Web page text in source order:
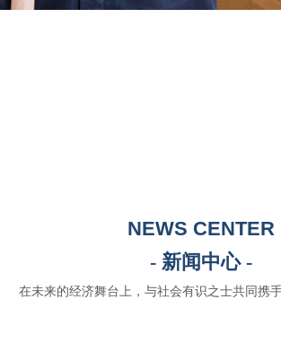
NEWS CENTER
- 新闻中心 -
在未来的经济舞台上，与社会有识之士共同携